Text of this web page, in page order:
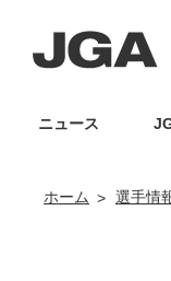
ニュース
ホーム 選手情